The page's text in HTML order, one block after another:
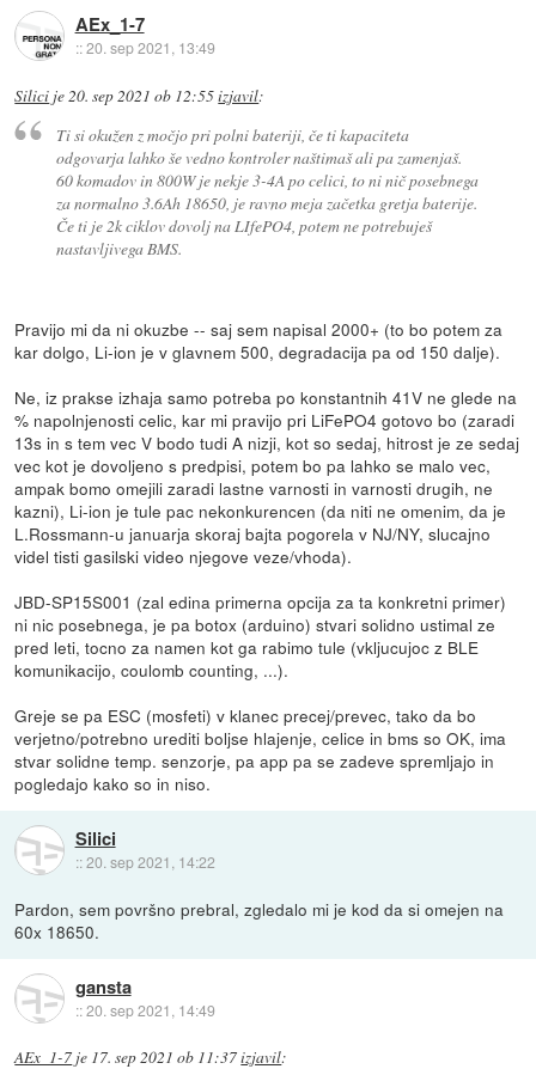
AEx_1-7
::20. sep 2021, 13:49
Silici je20. sep 2021 ob 12:55izjavil:
Ti si okužen z močjo pri polni bateriji, če ti kapaciteta
odgovarja lahko še vedno kontroler naštimaš ali pa zamenjaš.
60 komadov in 800W je nekje 3-4A po celici, to ni nič posebnega
za normalno 3.6Ah 18650, je ravno meja začetka gretja baterije.
Če ti je 2k ciklov dovolj na LIfePO4, potem ne potrebuješ
nastavljivega BMS.
Pravijo mi da ni okuzbe -- saj sem napisal 2000+ (to bo potem za
kar dolgo, Li-ion je v glavnem 500, degradacija pa od 150 dalje).
Ne, iz prakse izhaja samo potreba po konstantnih 41V ne glede na
% napolnjenosti celic, kar mi pravijo pri LiFePO4 gotovo bo (zaradi
13s in s tem vec V bodo tudi A nizji, kot so sedaj, hitrost je ze sedaj
vec kot je dovoljeno s predpisi, potem bo pa lahko se malo vec,
ampak bomo omejili zaradi lastne varnosti in varnosti drugih, ne
kazni), Li-ion je tule pac nekonkurencen (da niti ne omenim, da je
L.Rossmann-u januarja skoraj bajta pogorela v NJ/NY, slucajno
videl tisti gasilski video njegove veze/vhoda).
JBD-SP15S001 (zal edina primerna opcija za ta konkretni primer)
ni nic posebnega, je pa botox (arduino) stvari solidno ustimal ze
pred leti, tocno za namen kot ga rabimo tule (vkljucujoc z BLE
komunikacijo, coulomb counting, ...).
Greje se pa ESC (mosfeti) v klanec precej/prevec, tako da bo
verjetno/potrebno urediti boljse hlajenje, celice in bms so OK, ima
stvar solidne temp. senzorje, pa app pa se zadeve spremljajo in
pogledajo kako so in niso.
Silici
::20. sep 2021, 14:22
Pardon, sem površno prebral, zgledalo mi je kod da si omejen na
60x 18650.
gansta
::20. sep 2021, 14:49
AEx_1-7 je 17. sep 2021 ob 11:37izjavil: